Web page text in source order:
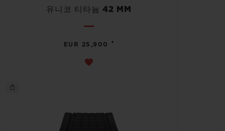
유니코 티타늄 42 MM
EUR 25,900 •